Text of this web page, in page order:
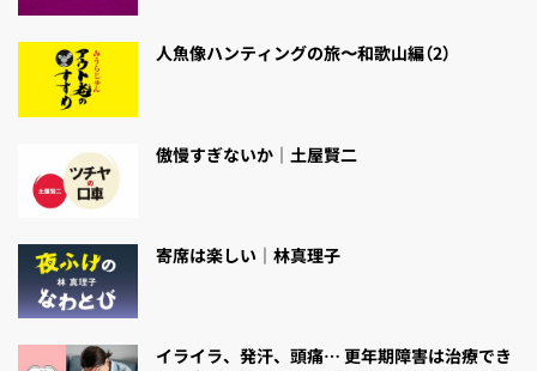
人魚像ハンティングの旅〜和歌山編（2）
傲慢すぎないか｜土屋賢二
寄席は楽しい｜林真理子
イライラ、発汗、頭痛… 更年期障害は治療でき